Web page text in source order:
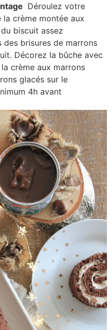
Déroulez votre
crème montée aux
biscuit assez
brisures de marrons
Décorez la bûche avec
crème aux marrons
glacés sur le
4h avant